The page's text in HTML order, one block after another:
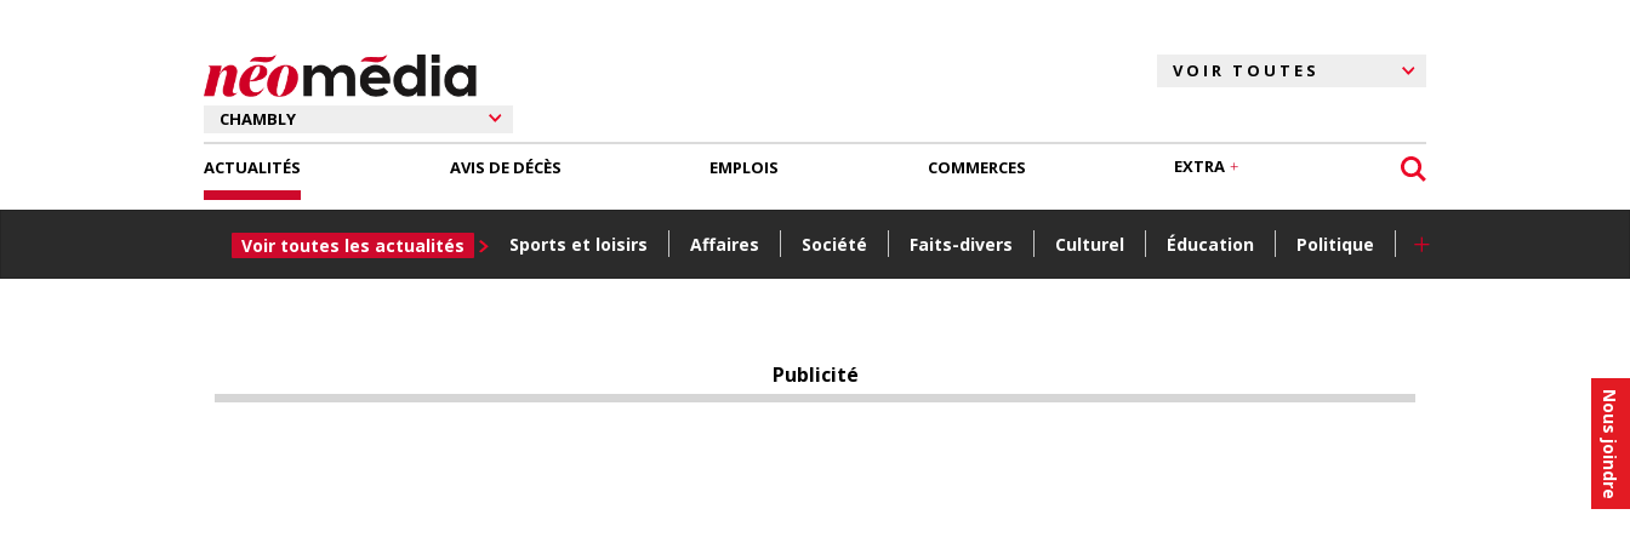
Nous joindre
ACTUALITÉS
Voir toutes les actualités Sports et loisirs Affaires Société Faits-divers Culturel Éducation Politique +
AVIS DE DÉCÈS EMPLOIS COMMERCES EXTRA
Publicité